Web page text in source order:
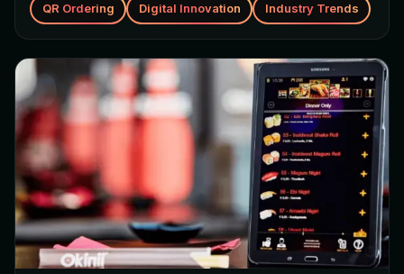
QR Ordering Digital Innovation Industry Trends